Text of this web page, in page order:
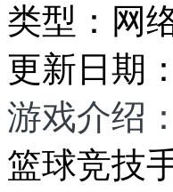
类型： 网
更新日期：
游戏介绍：
篮球竞技